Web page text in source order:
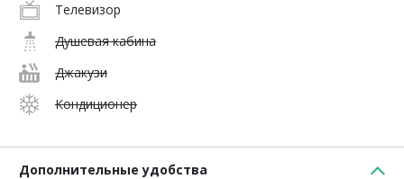
Телевизор
Душевая кабина
Джакузи
Кондиционер
Дополнительные удобства